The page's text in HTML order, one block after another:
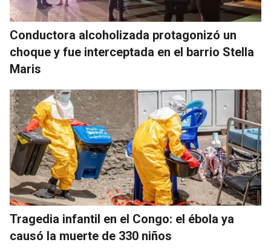
Conductora alcoholizada protagonizó un
choque y fue interceptada en el barrio Stella
Maris
Tragedia infantil en el Congo: el ébola ya
causó la muerte de 330 niños